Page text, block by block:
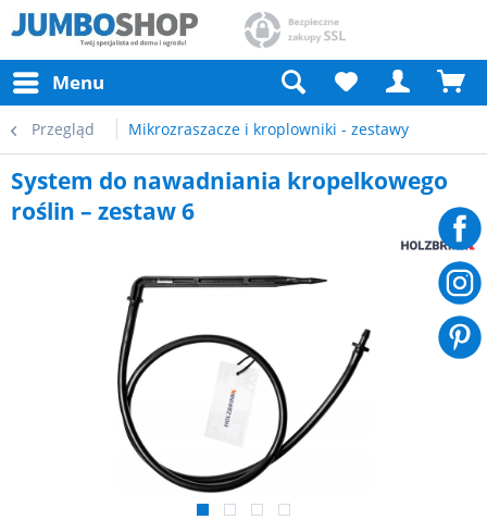
Menu
Przegląd Mikrozraszacze i kroplowniki - zestawy
System do nawadniania kropelkowego
roślin – zestaw 6